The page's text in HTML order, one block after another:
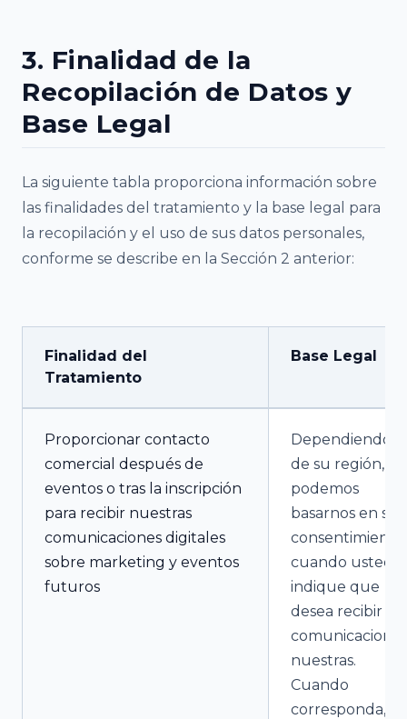
3. Finalidad de la
Recopilación de Datos y
Base Legal
La siguiente tabla proporciona información sobre
las finalidades del tratamiento y la base legal para
la recopilación y el uso de sus datos personales,
conforme se describe en la Sección 2 anterior:
Finalidad del
Tratamiento
Base Legal
Proporcionar contacto
comercial después de
eventos o tras la inscripción
para recibir nuestras
comunicaciones digitales
sobre marketing y eventos
futuros
Dependiendo
de su región,
podemos
basarnos en su
consentimiento
cuando usted
indique que
desea recibir
comunicaciones
nuestras.
Cuando
corresponda,